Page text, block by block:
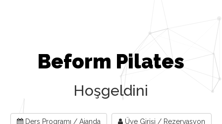
Beform Pilates
Hoşgeldiniz
Ders Programı / Ajanda Üye Girişi / Rezervasyon